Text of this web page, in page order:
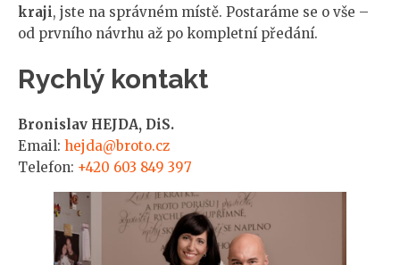
kraji, jste na správném místě. Postaráme se o vše –
od prvního návrhu až po kompletní předání.
Rychlý kontakt
Bronislav HEJDA, DiS.
Email: hejda@broto.cz
Telefon: +420 603 849 397